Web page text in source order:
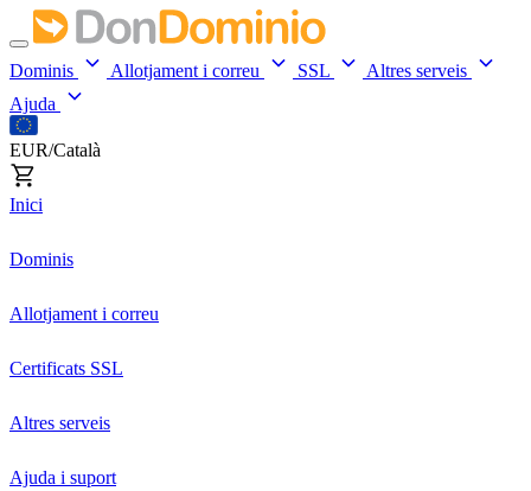
Dominis Allotjament i correu SSL
Altres serveis
Ajuda
EUR/Català
Inici
Dominis
Allotjament i correu
Certificats SSL
Altres serveis
Ajuda i suport